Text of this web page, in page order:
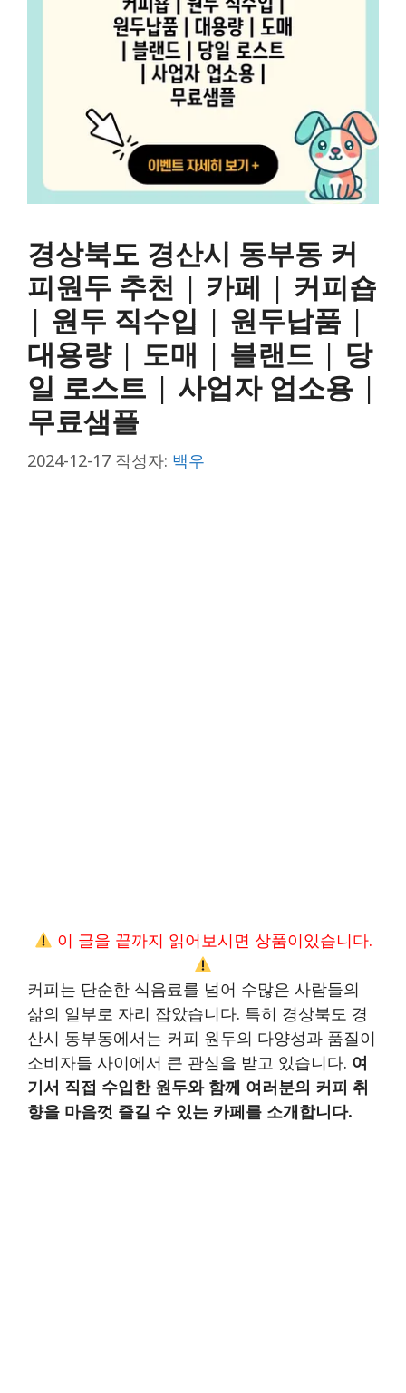
경상북도 경산시 동부동 커
피원두 추천 | 카페 | 커피숍
| 원두 직수입 | 원두납품 |
대용량 | 도매 | 블랜드 | 당
일 로스트 | 사업자 업소용 |
무료샘플
2024-12-17 작성자: 백우
이 글을 끝까지 읽어보시면 상품이있습니다.
커피는 단순한 식음료를 넘어 수많은 사람들의
삶의 일부로 자리 잡았습니다. 특히 경상북도 경
산시 동부동에서는 커피 원두의 다양성과 품질이
소비자들 사이에서 큰 관심을 받고 있습니다. 여
기서 직접 수입한 원두와 함께 여러분의 커피 취
향을 마음껏 즐길 수 있는 카페를 소개합니다.